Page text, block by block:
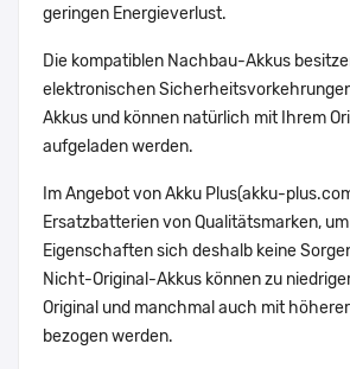
geringen Energieverlust.
Die kompatiblen Nachbau-Akkus
elektronischen
Akkus und können natürlich mit Ihrem
aufgeladen werden.
Im Angebot von Akku Plus(akku-
Ersatzbatterien von Qualitätsmarken,
Eigenschaften sich deshalb keine
Nicht-Original-Akkus können zu
Original und manchmal auch mit
bezogen werden.